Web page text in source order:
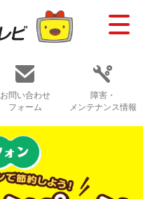
お問い合わせ
フォーム
障害・
メンテナンス情報